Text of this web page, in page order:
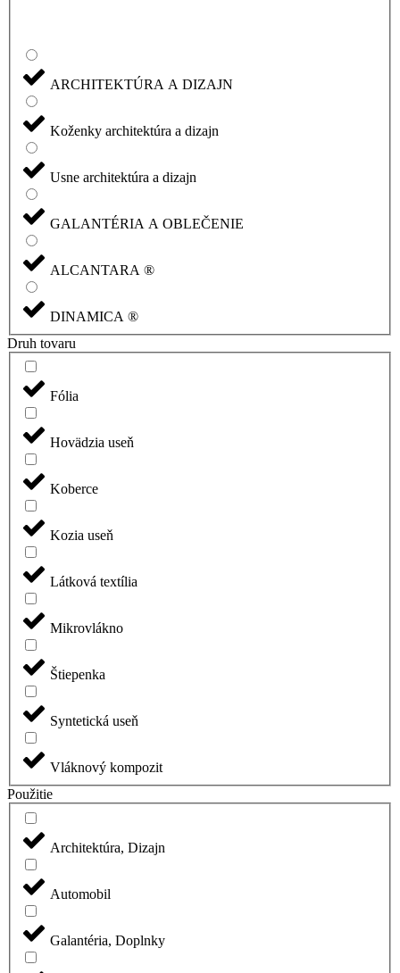
ARCHITEKTÚRA A DIZAJN
Koženky architektúra a dizajn
Usne architektúra a dizajn
GALANTÉRIA A OBLEČENIE
ALCANTARA ®
DINAMICA ®
Druh tovaru
Fólia
Hovädzia useň
Koberce
Kozia useň
Látková textília
Mikrovlákno
Štiepenka
Syntetická useň
Vláknový kompozit
Použitie
Architektúra, Dizajn
Automobil
Galantéria, Doplnky